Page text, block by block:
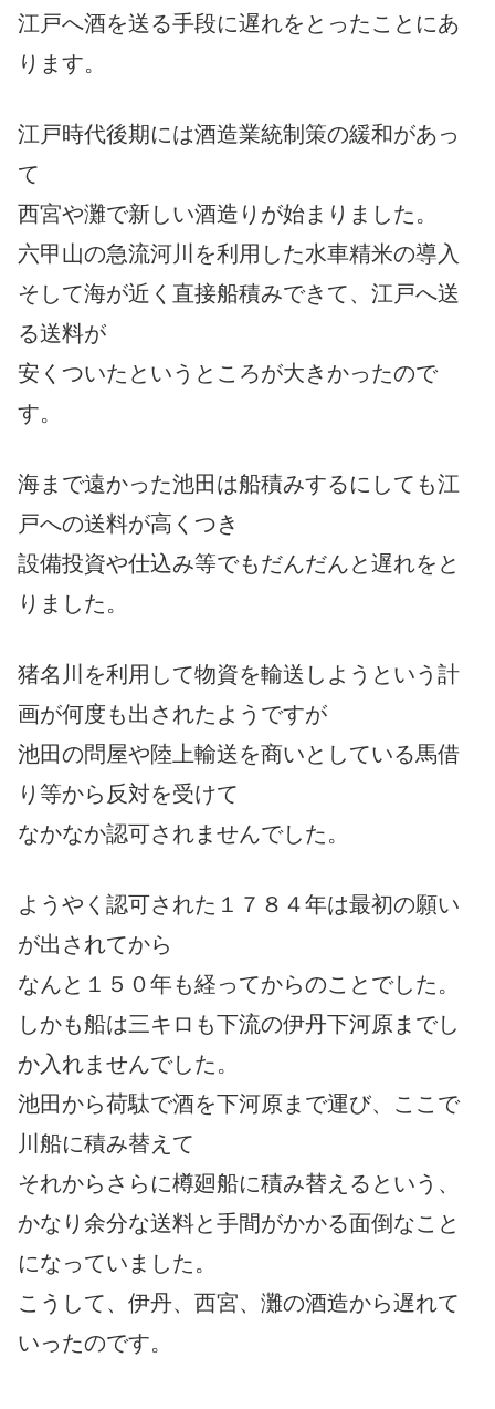
江戸へ酒を送る手段に遅れをとったことにあ
ります。
江戸時代後期には酒造業統制策の緩和があっ
て
西宮や灘で新しい酒造りが始まりました。
六甲山の急流河川を利用した水車精米の導入
そして海が近く直接船積みできて、江戸へ送
る送料が
安くついたというところが大きかったので
す。
海まで遠かった池田は船積みするにしても江
戸への送料が高くつき
設備投資や仕込み等でもだんだんと遅れをと
りました。
猪名川を利用して物資を輸送しようという計
画が何度も出されたようですが
池田の問屋や陸上輸送を商いとしている馬借
り等から反対を受けて
なかなか認可されませんでした。
ようやく認可された１７８４年は最初の願い
が出されてから
なんと１５０年も経ってからのことでした。
しかも船は三キロも下流の伊丹下河原までし
か入れませんでした。
池田から荷駄で酒を下河原まで運び、ここで
川船に積み替えて
それからさらに樽廻船に積み替えるという、
かなり余分な送料と手間がかかる面倒なこと
になっていました。
こうして、伊丹、西宮、灘の酒造から遅れて
いったのです。